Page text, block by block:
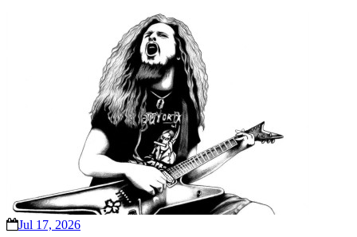
Jul 17, 2026